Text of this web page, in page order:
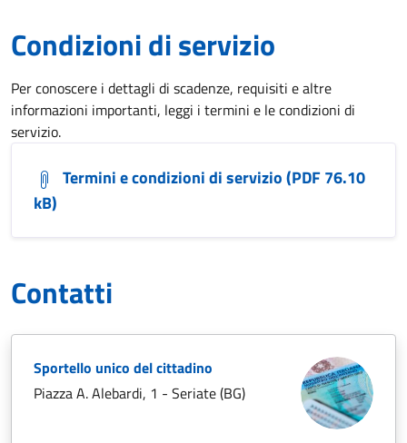
Condizioni di servizio
Per conoscere i dettagli di scadenze, requisiti e altre
informazioni importanti, leggi i termini e le condizioni di
servizio.
Termini e condizioni di servizio (PDF 76.10
kB)
Contatti
Sportello unico del cittadino
Piazza A. Alebardi, 1 - Seriate (BG)